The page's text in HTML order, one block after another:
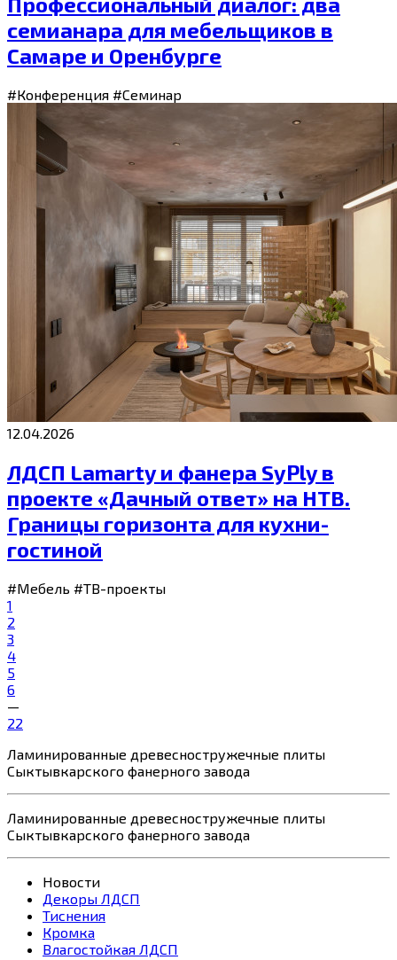
семианара для мебельщиков в
Самаре и Оренбурге
#Конференция #Семинар
12.04.2026
ЛДСП Lamarty и фанера SyPly в
проекте «Дачный ответ» на НТВ.
Границы горизонта для кухни-
гостиной
#Мебель #ТВ-проекты
1
2
3
4
5
6
—
22
Ламинированные древесностружечные плиты
Сыктывкарского фанерного завода
Ламинированные древесностружечные плиты
Сыктывкарского фанерного завода
Новости
Декоры ЛДСП
Тиснения
Кромка
Влагостойкая ЛДСП